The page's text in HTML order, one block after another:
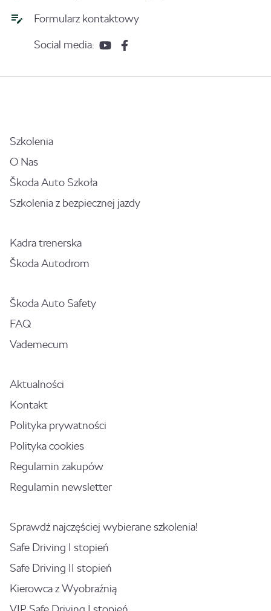
Formularz kontaktowy
Social media:
Szkolenia
O Nas
Škoda Auto Szkoła
Szkolenia z bezpiecznej jazdy
Kadra trenerska
Škoda Autodrom
Škoda Auto Safety
FAQ
Vademecum
Aktualności
Kontakt
Polityka prywatności
Polityka cookies
Regulamin zakupów
Regulamin newsletter
Sprawdź najczęściej wybierane szkolenia!
Safe Driving I stopień
Safe Driving II stopień
Kierowca z Wyobraźnią